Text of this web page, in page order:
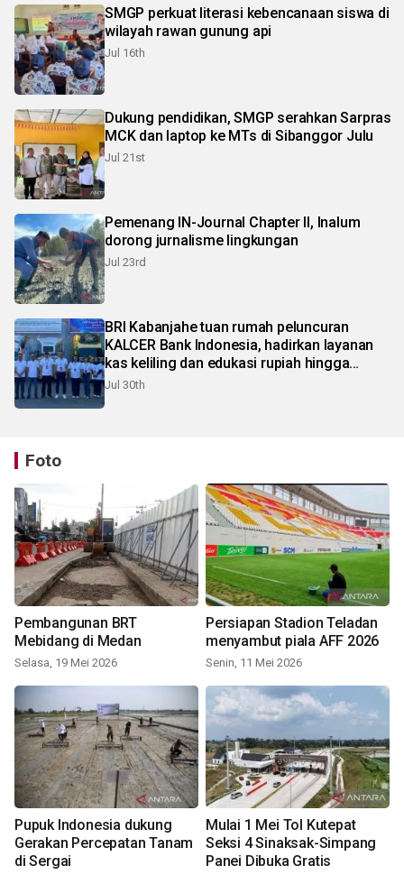
SMGP perkuat literasi kebencanaan siswa di
wilayah rawan gunung api
Jul 16th
Dukung pendidikan, SMGP serahkan Sarpras
MCK dan laptop ke MTs di Sibanggor Julu
Jul 21st
Pemenang IN-Journal Chapter II, Inalum
dorong jurnalisme lingkungan
Jul 23rd
BRI Kabanjahe tuan rumah peluncuran
KALCER Bank Indonesia, hadirkan layanan
kas keliling dan edukasi rupiah hingga
pelosok Karo
Jul 30th
Foto
Pembangunan BRT
Mebidang di Medan
Selasa, 19 Mei 2026
Persiapan Stadion Teladan
menyambut piala AFF 2026
Senin, 11 Mei 2026
Pupuk Indonesia dukung
Gerakan Percepatan Tanam
di Sergai
Mulai 1 Mei Tol Kutepat
Seksi 4 Sinaksak-Simpang
Panei Dibuka Gratis